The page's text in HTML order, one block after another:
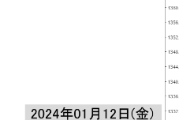
株価操作であり、空前の国政